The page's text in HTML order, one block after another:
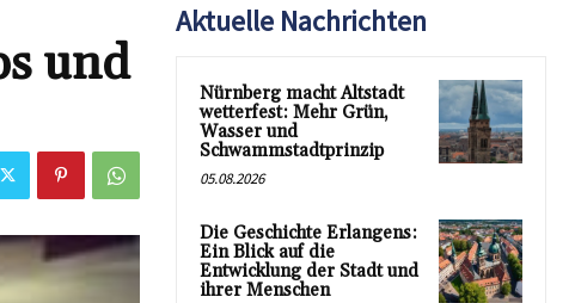
und
Aktuelle Nachrichten
Nürnberg macht Altstadt
wetterfest: Mehr Grün,
Wasser und
Schwammstadtprinzip
05.08.2026
Die Geschichte Erlangens:
Ein Blick auf die
Entwicklung der Stadt und
ihrer Menschen